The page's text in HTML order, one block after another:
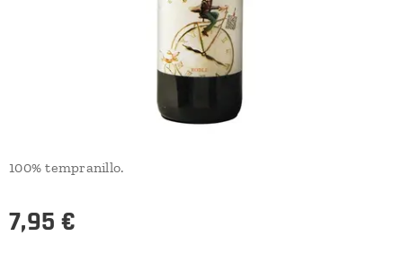
100% tempranillo.
7,95 €